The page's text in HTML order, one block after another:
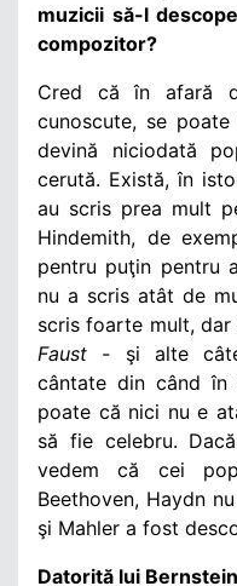
muzicii să-l
compozitor?
Cred că în afară
cunoscute, se
devină niciodată
cerută. Există, în
au scris prea mult
Hindemith, de
pentru puţin pentru
nu a scris atât de
scris foarte mult,
Faust - şi alte
cântate din când în
poate că nici nu e
să fie celebru.
vedem că cei
Beethoven, Haydn
şi Mahler a fost
Datorită lui